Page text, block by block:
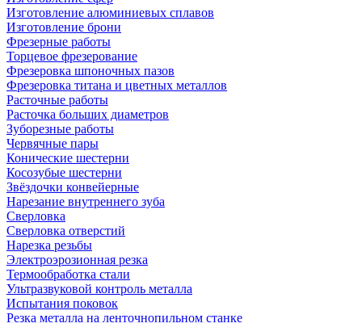
Изготовление алюминиевых сплавов
Изготовление брони
Фрезерные работы
Торцевое фрезерование
Фрезеровка шпоночных пазов
Фрезеровка титана и цветных металлов
Расточные работы
Расточка больших диаметров
Зуборезные работы
Червячные пары
Конические шестерни
Косозубые шестерни
Звёздочки конвейерные
Нарезание внутреннего зуба
Сверловка
Сверловка отверстий
Нарезка резьбы
Электроэрозионная резка
Термообработка стали
Ультразвуковой контроль металла
Испытания поковок
Резка металла на ленточнопильном станке